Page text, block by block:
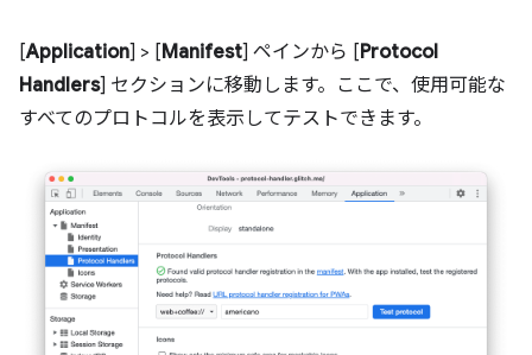
[Application] > [Manifest] ペインから [Protocol
Handlers] セクションに移動します。ここで、使用可能な
すべてのプロトコルを表示してテストできます。